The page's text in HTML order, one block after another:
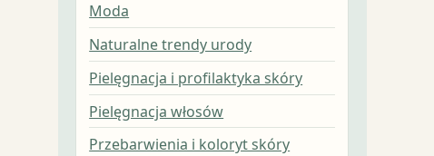
Moda
Naturalne trendy urody
Pielęgnacja i profilaktyka skóry
Pielęgnacja włosów
Przebarwienia i koloryt skóry